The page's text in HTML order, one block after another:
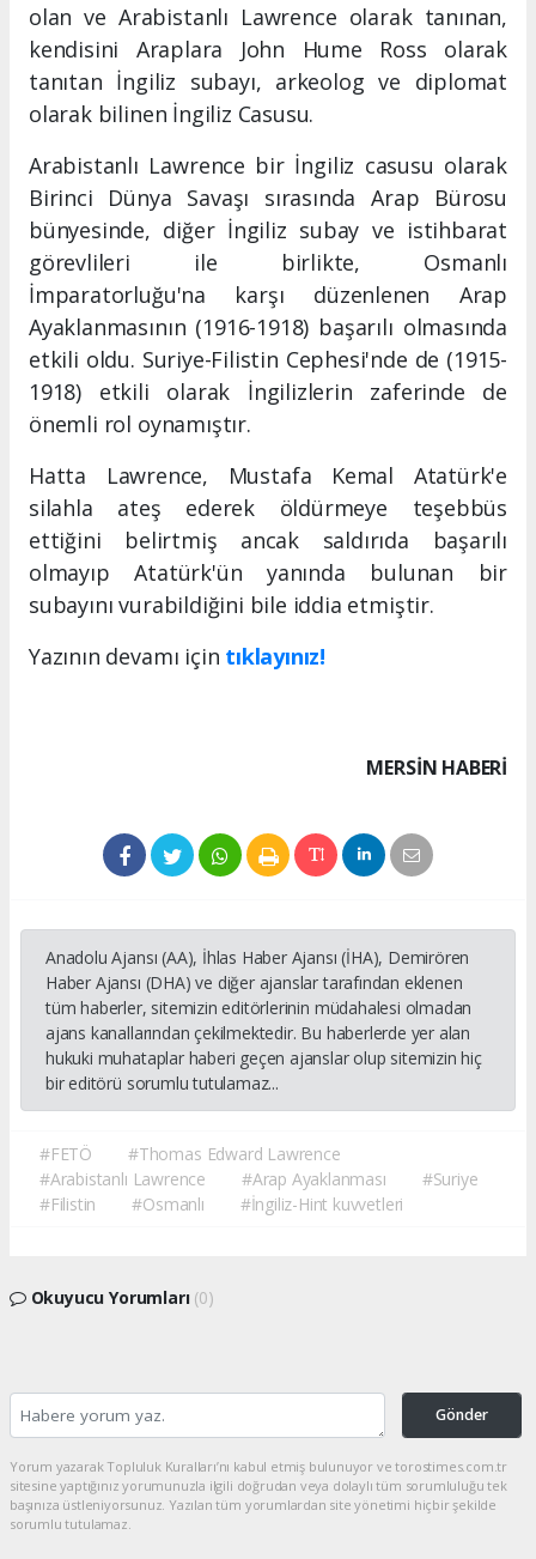
olan ve Arabistanlı Lawrence olarak tanınan,
kendisini Araplara John Hume Ross olarak
tanıtan İngiliz subayı, arkeolog ve diplomat
olarak bilinen İngiliz Casusu.
Arabistanlı Lawrence bir İngiliz casusu olarak
Birinci Dünya Savaşı sırasında Arap Bürosu
bünyesinde, diğer İngiliz subay ve istihbarat
görevlileri ile birlikte, Osmanlı
İmparatorluğu'na karşı düzenlenen Arap
Ayaklanmasının (1916-1918) başarılı olmasında
etkili oldu. Suriye-Filistin Cephesi'nde de (1915-
1918) etkili olarak İngilizlerin zaferinde de
önemli rol oynamıştır.
Hatta Lawrence, Mustafa Kemal Atatürk'e
silahla ateş ederek öldürmeye teşebbüs
ettiğini belirtmiş ancak saldırıda başarılı
olmayıp Atatürk'ün yanında bulunan bir
subayını vurabildiğini bile iddia etmiştir.
Yazının devamı için tıklayınız!
MERSIN HABERİ
Anadolu Ajansı (AA), İhlas Haber Ajansı (İHA), Demirören
Haber Ajansı (DHA) ve diğer ajanslar tarafından eklenen
tüm haberler, sitemizin editörlerinin müdahalesi olmadan
ajans kanallarından çekilmektedir. Bu haberlerde yer alan
hukuki muhataplar haberi geçen ajanslar olup sitemizin hiç
bir editörü sorumlu tutulamaz...
#FETÖ
#Thomas Edward Lawrence
#Arabistanlı Lawrence
#Arap Ayaklanması
#Suriye
#Filistin
#Osmanlı #İngiliz-Hint kuvvetleri
Okuyucu Yorumları (0)
Gönder
Yorum yazarak Topluluk Kuralları’nı kabul etmiş bulunuyor ve torostimes.com.tr
sitesine yaptığınız yorumunuzla ilgili doğrudan veya dolaylı tüm sorumluluğu tek
başınıza üstleniyorsunuz. Yazılan tüm yorumlardan site yönetimi hiçbir şekilde
sorumlu tutulamaz.